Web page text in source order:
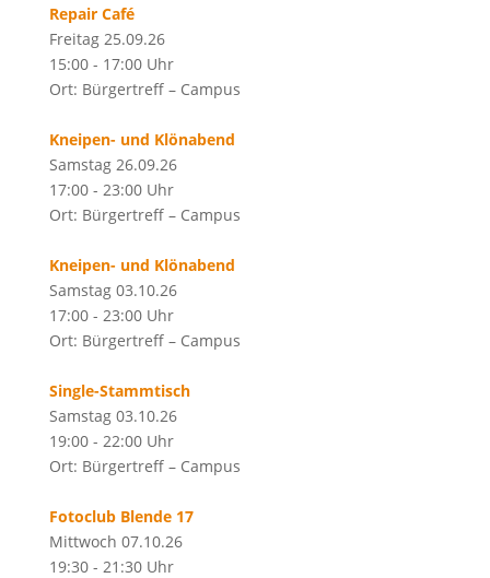
Repair Café
Freitag 25.09.26
15:00 - 17:00 Uhr
Ort: Bürgertreff – Campus
Kneipen- und Klönabend
Samstag 26.09.26
17:00 - 23:00 Uhr
Ort: Bürgertreff – Campus
Kneipen- und Klönabend
Samstag 03.10.26
17:00 - 23:00 Uhr
Ort: Bürgertreff – Campus
Single-Stammtisch
Samstag 03.10.26
19:00 - 22:00 Uhr
Ort: Bürgertreff – Campus
Fotoclub Blende 17
Mittwoch 07.10.26
19:30 - 21:30 Uhr